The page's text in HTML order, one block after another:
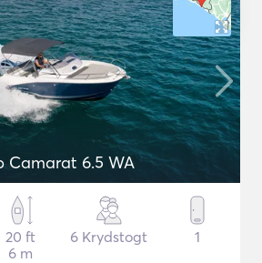
Camarat 6.5 WA
20 ft
6 m
6 Krydstogt 1